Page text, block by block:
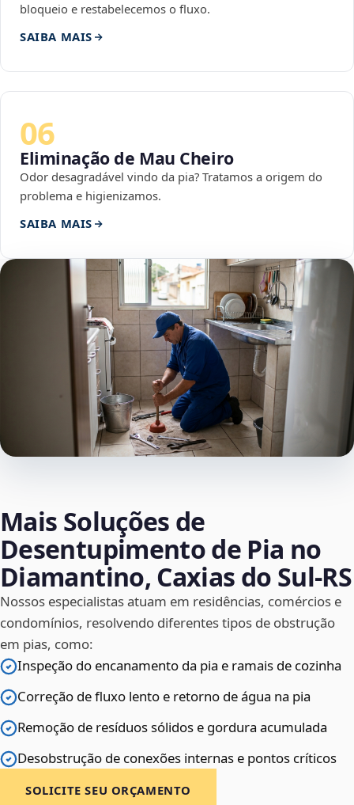
bloqueio e restabelecemos o fluxo.
SAIBA MAIS
06
Eliminação de Mau Cheiro
Odor desagradável vindo da pia? Tratamos a origem do
problema e higienizamos.
SAIBA MAIS
Mais Soluções de
Desentupimento de Pia no
Diamantino, Caxias do Sul‑RS
Nossos especialistas atuam em residências, comércios e
condomínios, resolvendo diferentes tipos de obstrução
em pias, como:
Inspeção do encanamento da pia e ramais de cozinha
Correção de fluxo lento e retorno de água na pia
Remoção de resíduos sólidos e gordura acumulada
Desobstrução de conexões internas e pontos críticos
SOLICITE SEU ORÇAMENTO